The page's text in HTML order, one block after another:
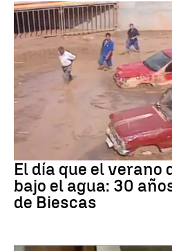
El día que el verano
bajo el agua: 30
de Biescas